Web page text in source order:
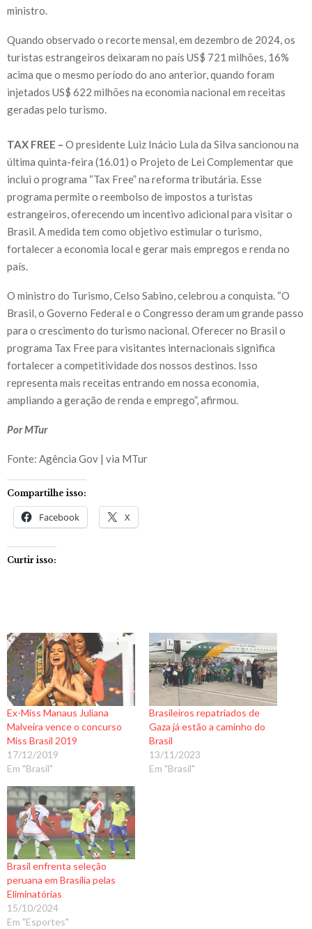
ministro.
Quando observado o recorte mensal, em dezembro de 2024, os
turistas estrangeiros deixaram no país US$ 721 milhões, 16%
acima que o mesmo período do ano anterior, quando foram
injetados US$ 622 milhões na economia nacional em receitas
geradas pelo turismo.
TAX FREE – O presidente Luiz Inácio Lula da Silva sancionou na
última quinta-feira (16.01) o Projeto de Lei Complementar que
inclui o programa “Tax Free” na reforma tributária. Esse
programa permite o reembolso de impostos a turistas
estrangeiros, oferecendo um incentivo adicional para visitar o
Brasil. A medida tem como objetivo estimular o turismo,
fortalecer a economia local e gerar mais empregos e renda no
país.
O ministro do Turismo, Celso Sabino, celebrou a conquista. “O
Brasil, o Governo Federal e o Congresso deram um grande passo
para o crescimento do turismo nacional. Oferecer no Brasil o
programa Tax Free para visitantes internacionais significa
fortalecer a competitividade dos nossos destinos. Isso
representa mais receitas entrando em nossa economia,
ampliando a geração de renda e emprego”, afirmou.
Por MTur
Fonte: Agência Gov | via MTur
Compartilhe isso:
Facebook X
Curtir isso:
Ex-Miss Manaus Juliana
Malveira vence o concurso
Miss Brasil 2019
17/12/2019
Em "Brasil"
Brasileiros repatriados de
Gaza já estão a caminho do
Brasil
13/11/2023
Em "Brasil"
Brasil enfrenta seleção
peruana em Brasília pelas
Eliminatórias
15/10/2024
Em "Esportes"